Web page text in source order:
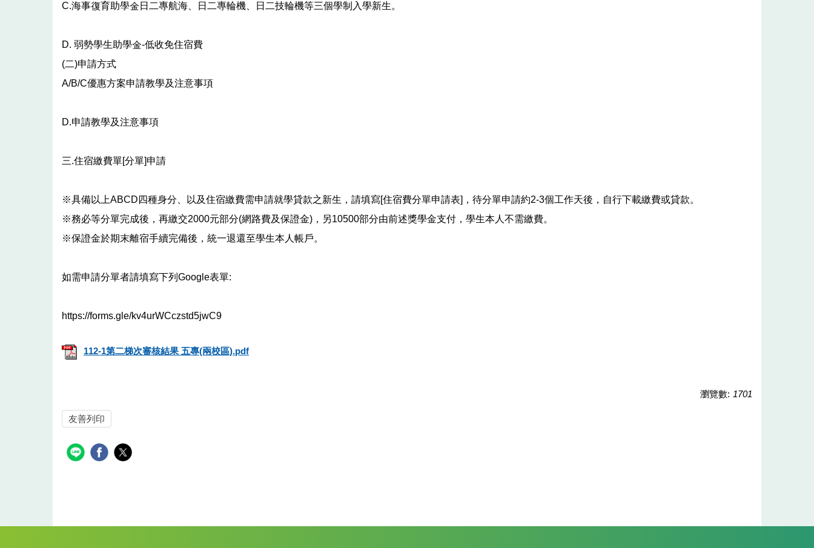
C.海事復育助學金日二專航海、日二專輪機、日二技輪機等三個學制入學新生。
D. 弱勢學生助學金-低收免住宿費
(二)申請方式
A/B/C優惠方案申請教學及注意事項
D.申請教學及注意事項
三.住宿繳費單[分單]申請
※具備以上ABCD四種身分、以及住宿繳費需申請就學貸款之新生，請填寫[住宿費分單申請表]，待分單申請約2-3個工作天後，自行下載繳費或貸款。
※務必等分單完成後，再繳交2000元部分(網路費及保證金)，另10500部分由前述獎學金支付，學生本人不需繳費。
※保證金於期末離宿手續完備後，統一退還至學生本人帳戶。
如需申請分單者請填寫下列Google表單:
https://forms.gle/kv4urWCczstd5jwC9
112-1第二梯次審核結果 五專(兩校區).pdf
瀏覽數: 1701
友善列印